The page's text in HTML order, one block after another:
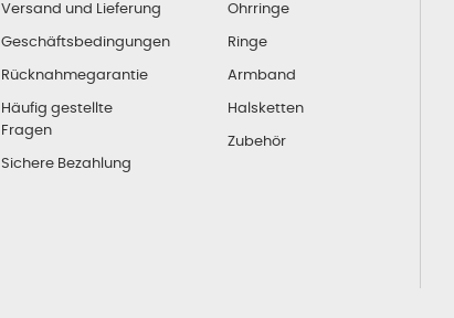
Versand und Lieferung
Geschäftsbedingungen
Rücknahmegarantie
Häufig gestellte
Fragen
Sichere Bezahlung
Ohrringe
Ringe
Armband
Halsketten
Zubehör